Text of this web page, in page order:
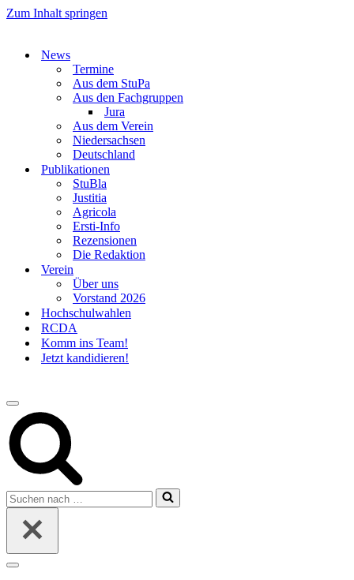
Zum Inhalt springen
News
Termine
Aus dem StuPa
Aus den Fachgruppen
Jura
Aus dem Verein
Niedersachsen
Deutschland
Publikationen
StuBla
Justitia
Agricola
Ersti-Info
Rezensionen
Die Redaktion
Verein
Über uns
Vorstand 2026
Hochschulwahlen
RCDA
Komm ins Team!
Jetzt kandidieren!
Navigations-
Menü
Suchen
nach …
Navigations-